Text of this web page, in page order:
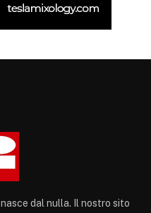
dal nulla. Il nostro sito